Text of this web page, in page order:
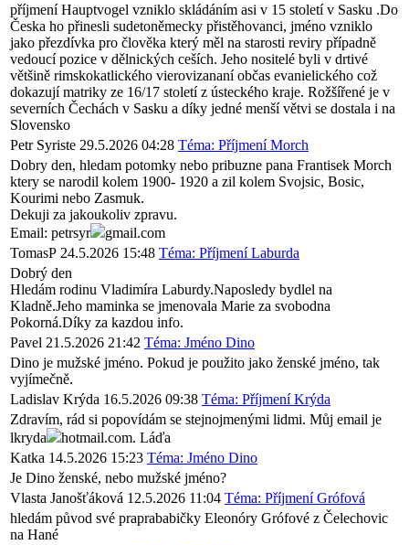
příjmení Hauptvogel vzniklo skládáním asi v 15 století v Sasku .Do
Česka ho přinesli sudetoněmecky přistěhovanci, jméno vzniklo
jako přezdívka pro člověka který měl na starosti reviry případně
vedoucí pozice v dělnických ceších. Jeho nositelé byli v drtivé
většině rimskokatlického vierovizananí občas evanielického což
dokazují matriky ze 16/17 století z ústeckého kraje. Rožšířené je v
severních Čechách v Sasku a díky jedné menší větvi se dostala i na
Slovensko
Petr Syriste 29.5.2026 04:28 Téma: Příjmení Morch
Dobry den, hledam potomky nebo pribuzne pana Frantisek Morch
ktery se narodil kolem 1900- 1920 a zil kolem Svojsic, Bosic,
Kourimi nebo Zasmuk.
Dekuji za jakoukoliv zpravu.
Email: petrsyr
gmail.com
TomasP 24.5.2026 15:48 Téma: Příjmení Laburda
Dobrý den
Hledám rodinu Vladimíra Laburdy.Naposledy bydlel na
Kladně.Jeho maminka se jmenovala Marie za svobodna
Pokorná.Díky za kazdou info.
Pavel 21.5.2026 21:42 Téma: Jméno Dino
Dino je mužské jméno. Pokud je použito jako ženské jméno, tak
vyjímečně.
Ladislav Krýda 16.5.2026 09:38 Téma: Příjmení Krýda
Zdravím, rád si popovídám se stejnojmenými lidmi. Můj email je
lkryda
hotmail.com. Láďa
Katka 14.5.2026 15:23 Téma: Jméno Dino
Je Dino ženské, nebo mužské jméno?
Vlasta Janošťáková 12.5.2026 11:04 Téma: Příjmení Grófová
hledám původ své praprababičky Eleonóry Grófové z Čelechovic
na Hané